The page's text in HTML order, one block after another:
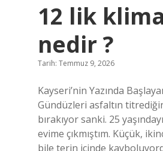
12 lik
nedir ?
Tarih: Temmuz 9, 2026
Kayseri’nin Yazında
Gündüzleri asfaltın
bırakıyor sanki. 25
evime çıkmıştım. Küçük,
bile terin içinde